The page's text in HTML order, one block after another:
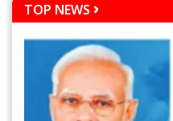
TOP NEWS